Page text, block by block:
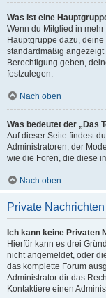
Was ist eine
Wenn du Mitglied in
Hauptgruppe dazu,
standardmäßig
Berechtigung geben,
festzulegen.
Nach oben
Was bedeutet der „Das
Auf dieser Seite findest
Administratoren, der
wie die Foren, die diese
Nach oben
Private Nachrichten
Ich kann keine Privaten
Hierfür kann es drei
nicht angemeldet, oder
das komplette Forum
Administrator dir das
Kontaktiere einen